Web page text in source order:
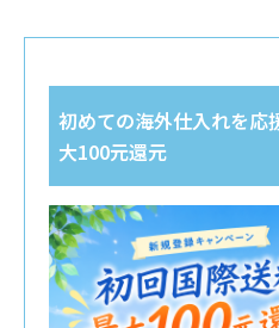
初めての海外仕入れを応
大100元還元